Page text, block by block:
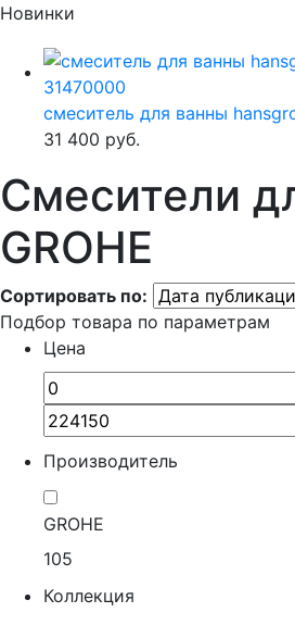
Новинки
смеситель для ванны
31 400 руб.
Смесители
GROHE
Сортировать по:
Подбор товара по параметрам
Цена
Производитель
GROHE
105
Коллекция